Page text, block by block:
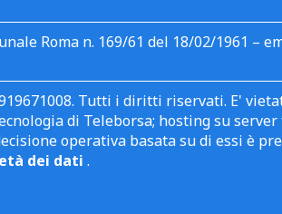
Roma n. 169/61 del 18/02/1961 –
Tutti i diritti riservati. E'
di Teleborsa; hosting su
operativa basata su di essi è
dei dati .